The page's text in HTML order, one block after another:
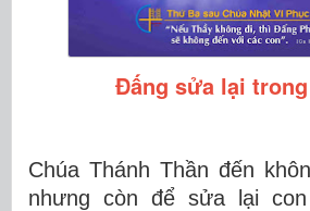
Đấng sửa lại
Chúa Thánh Thần đến
nhưng còn để sửa lại